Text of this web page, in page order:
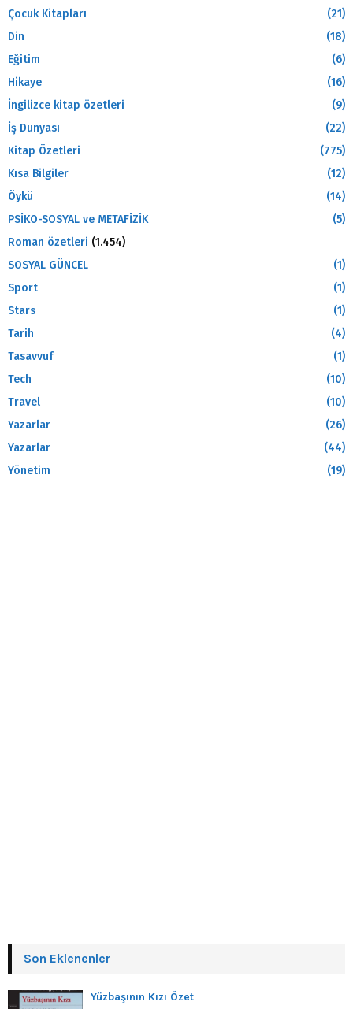
Çocuk Kitapları
(21)
Din
(18)
Eğitim
(6)
Hikaye
(16)
İngilizce kitap özetleri
(9)
İş Dunyası
(22)
Kitap Özetleri
(775)
Kısa Bilgiler
(12)
Öykü
(14)
PSİKO-SOSYAL ve METAFİZİK
(5)
Roman özetleri (1.454)
SOSYAL GÜNCEL
(1)
Sport
(1)
Stars
(1)
Tarih
(4)
Tasavvuf
(1)
Tech
(10)
Travel
(10)
Yazarlar
(26)
Yazarlar
(44)
Yönetim
(19)
Son Eklenenler
Yüzbaşının Kızı Özet